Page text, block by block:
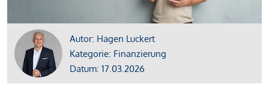
Autor: Hagen Luckert
Kategorie: Finanzierung
Datum: 17.03.2026